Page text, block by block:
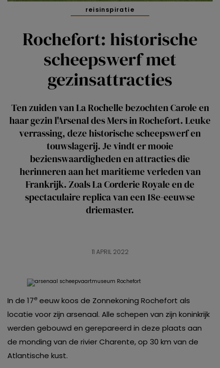
reisinspiratie
Rochefort: historische
scheepswerf met
gezinsattracties
Ten zuiden van La Rochelle bezochten Carole en
haar gezin l'Arsenal des Mers in Rochefort. Leuke
verrassing, deze historische scheepswerf en
touwslagerij. Je vindt er mooie
bezienswaardigheden en attracties die
herinneren aan het maritieme verleden van
Frankrijk. Zoals La Corderie Royale en de
spectaculaire replica van een 18e-eeuwse
driemaster.
11 APRIL 2022
In de 17e eeuw koos de Zonnekoning Rochefort als
locatie voor zijn arsenaal. Alle schepen van zijn koninkrijk
werden gebouwd en gerepareerd in deze plaats aan
de monding van de rivier Charente, op 30 km van de
Atlantische kust.